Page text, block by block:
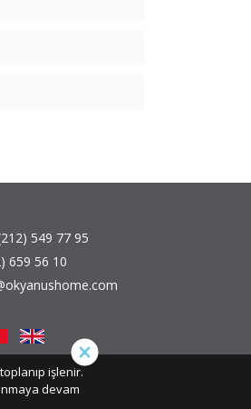
549 77 95
659 56 10
işlenir.
devam